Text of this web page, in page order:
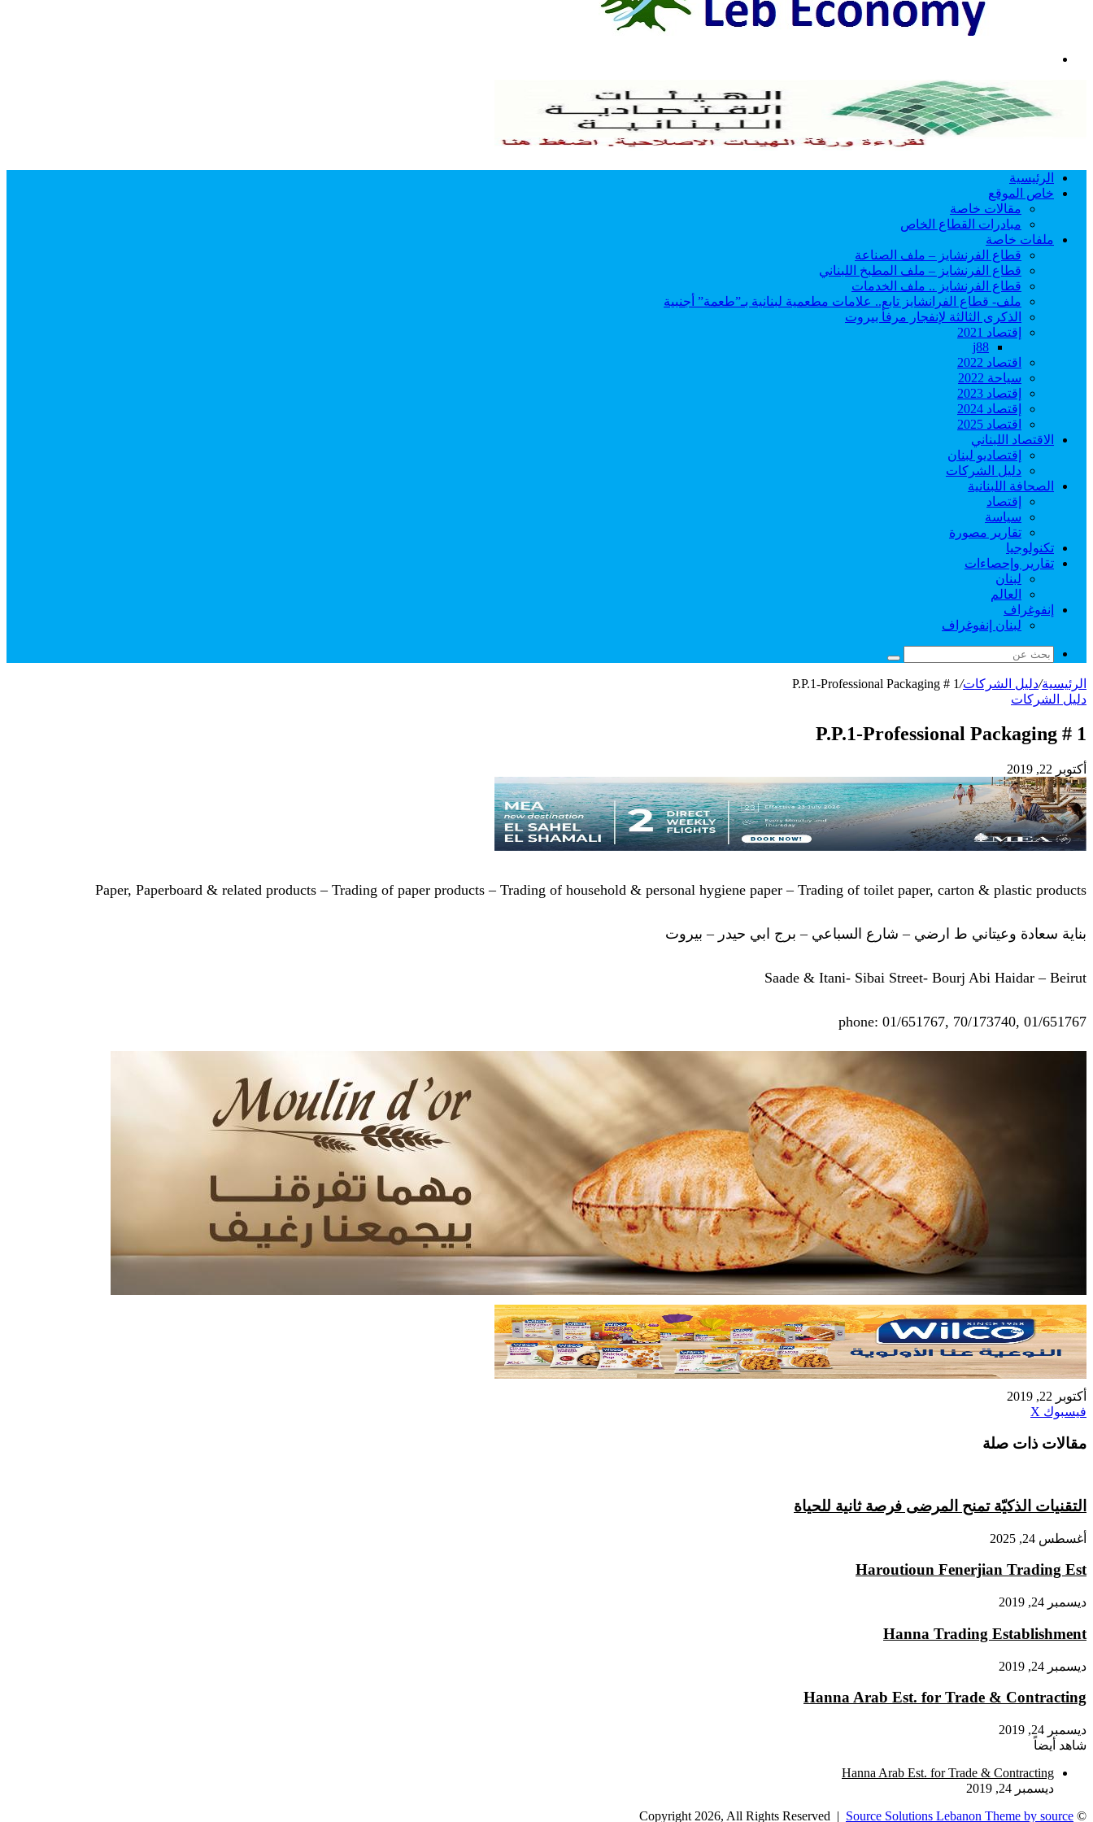
الرئيسية
خاص الموقع
مقالات خاصة
مبادرات القطاع الخاص
ملفات خاصة
قطاع الفرنشايز – ملف الصناعة
قطاع الفرنشايز – ملف المطبخ اللبناني
قطاع الفرنشايز .. ملف الخدمات
ملف- قطاع الفرانشايز تابع.. علامات مطعمية لبنانية بـ”طعمة” أجنبية
الذكرى الثالثة لإنفجار مرفأ بيروت
إقتصاد 2021
j88
اقتصاد 2022
سياحة 2022
إقتصاد 2023
إقتصاد 2024
اقتصاد 2025
الاقتصاد اللبناني
إقتصاديو لبنان
دليل الشركات
الصحافة اللبنانية
إقتصاد
سياسة
تقارير مصورة
تكنولوجيا
تقارير وإحصاءات
لبنان
العالم
إنفوغراف
لبنان إنفوغراف
بحث
الرئيسية/دليل الشركات/
P.P.1-Professional Packaging # 1
دليل الشركات
P.P.1-Professional Packaging # 1
أكتوبر 22, 2019
Paper, Paperboard & related products – Trading of paper products – Trading of household & personal hygiene paper – Trading of toilet paper, carton & plastic products
بناية سعادة وعيتاني ط ارضي – شارع السباعي – برج ابي حيدر – بيروت
Saade & Itani- Sibai Street- Bourj Abi Haidar – Beirut
phone: 01/651767, 70/173740, 01/651767
أكتوبر 22, 2019
فيسبوك X
البريد
مقالات ذات صلة
التقنيات الذكيّة تمنح المرضى فرصة ثانية للحياة
أغسطس 24, 2025
Haroutioun Fenerjian Trading Est
ديسمبر 24, 2019
Hanna Trading Establishment
ديسمبر 24, 2019
Hanna Arab Est. for Trade & Contracting
ديسمبر 24, 2019
شاهد أيضاً
Hanna Arab Est. for Trade & Contracting
ديسمبر 24, 2019
© Copyright 2026, All Rights Reserved |
Source Solutions Lebanon Theme by source